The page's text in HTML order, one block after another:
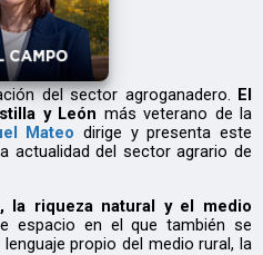
del sector agroganadero. El
y León más veterano de la
Mateo dirige y presenta este
actualidad del sector agrario de
la riqueza natural y el medio
espacio en el que también se
propio del medio rural, la